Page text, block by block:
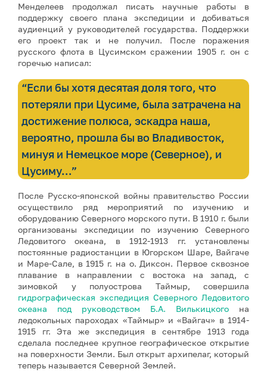
Менделеев продолжал писать научные работы в
поддержку своего плана экспедиции и добиваться
аудиенций у руководителей государства. Поддержки
его проект так и не получил. После поражения
русского флота в Цусимском сражении 1905 г. он с
горечью написал:
“Если бы хотя десятая доля того, что
потеряли при Цусиме, была затрачена на
достижение полюса, эскадра наша,
вероятно, прошла бы во Владивосток,
минуя и Немецкое море (Северное), и
Цусиму…”
После Русско-японской войны правительство России
осуществило ряд мероприятий по изучению и
оборудованию Северного морского пути. В 1910 г. были
организованы экспедиции по изучению Северного
Ледовитого океана, в 1912-1913 гг. установлены
постоянные радиостанции в Югорском Шаре, Вайгаче
и Маре-Сале, в 1915 г. на о. Диксон. Первое сквозное
плавание в направлении с востока на запад, с
зимовкой у полуострова Таймыр, совершила
гидрографическая экспедиция Северного Ледовитого
океана под руководством Б.А. Вилькицкого на
ледокольных пароходах «Таймыр» и «Вайгач» в 1914-
1915 гг. Эта же экспедиция в сентябре 1913 года
сделала последнее крупное географическое открытие
на поверхности Земли. Был открыт архипелаг, который
теперь называется Северной Землей.